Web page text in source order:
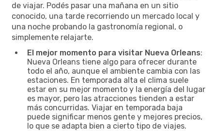
de viajar. Podés pasar una mañana en un sitio
conocido, una tarde recorriendo un mercado local y
una noche probando la gastronomía regional, o
simplemente relajarte.
El mejor momento para visitar Nueva Orleans:
Nueva Orleans tiene algo para ofrecer durante
todo el año, aunque el ambiente cambia con las
estaciones. En temporada alta el clima suele
estar en su mejor momento y la energía del lugar
es mayor, pero las atracciones tienden a estar
más concurridas. Viajar en temporada baja
puede significar menos gente y mejores precios,
lo que se adapta bien a cierto tipo de viajes.